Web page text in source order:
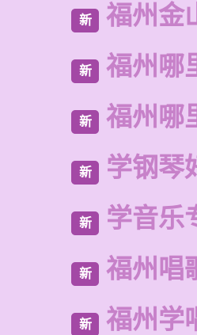
新 福州金
新 福州哪
新 福州哪
新 学钢琴
新 学音乐
新 福州唱
新 福州学